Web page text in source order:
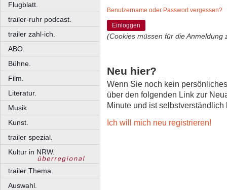
Flugblatt.
trailer-ruhr podcast.
trailer zahl-ich.
ABO.
Bühne.
Film.
Literatur.
Musik.
Kunst.
trailer spezial.
Kultur in NRW.
trailer Thema.
Auswahl.
Benutzername oder Passwort vergessen?
Einloggen
(Cookies müssen für die Anmeldung
Neu hier?
Wenn Sie noch kein
über den folgenden Link zur
Minute und ist selbstverständlich
Ich will mich neu registrieren!